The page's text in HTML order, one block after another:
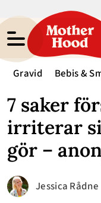
Gravid Bebis &
7 saker
irriterar
gör –
Jessica Rådne